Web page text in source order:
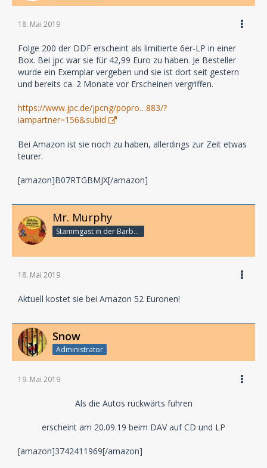
18. Mai 2019
Folge 200 der DDF erscheint als limitierte 6er-LP in einer
Box. Bei jpc war sie für 42,99 Euro zu haben. Je Besteller
wurde ein Exemplar vergeben und sie ist dort seit gestern
und bereits ca. 2 Monate vor Erscheinen vergriffen.
https://www.jpc.de/jpcng/popro…883/?
iampartner=156&subid
Bei Amazon ist sie noch zu haben, allerdings zur Zeit etwas
teurer.
[amazon]B07RTGBMJX[/amazon]
Mr. Murphy
Stammgast in der Barbarabar
18. Mai 2019
Aktuell kostet sie bei Amazon 52 Euronen!
Snow
Administrator
19. Mai 2019
Als die Autos rückwärts fuhren
erscheint am 20.09.19 beim DAV auf CD und LP
[amazon]3742411969[/amazon]